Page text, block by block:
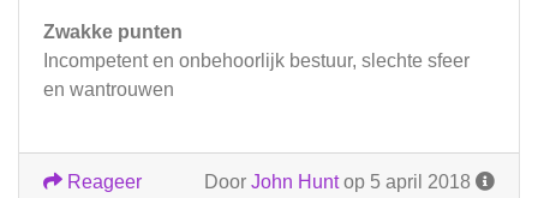
Zwakke punten
Incompetent en onbehoorlijk bestuur, slechte sfeer
en wantrouwen
Door John Huntop 5 april 2018
Reageer